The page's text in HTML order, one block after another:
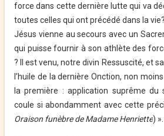
force dans cette dernière lutte qui va
toutes celles qui ont précédé dans la
Jésus vienne au secours avec un
qui puisse fournir à son athlète des
? Il est venu, notre divin Ressuscité, et
l’huile de la dernière Onction, non
la première : application suprême du
coule si abondamment avec cette
Oraison funèbre de Madame Henriette) ».